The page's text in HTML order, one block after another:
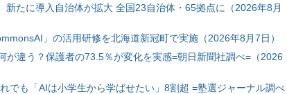
新たに導入自治体が拡大 全国23自治体・65拠点に（2026年8月
」の活用研修を北海道新冠町で実施（2026年8月7日）
が違う？保護者の73.5％が変化を実感=朝日新聞社調べ=（2026
でも「AIは小学生から学ばせたい」8割超 =塾選ジャーナル調べ